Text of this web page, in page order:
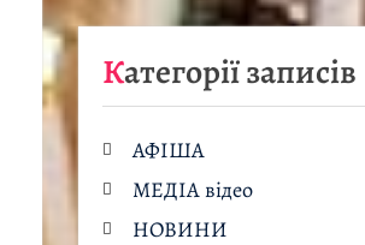
Категорії записів
АФІША
МЕДІА відео
НОВИНИ